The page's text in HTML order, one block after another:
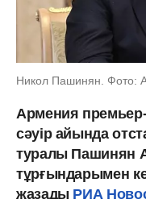
Никол Пашинян. Фото:
Армения
сәуір айында
туралы Пашинян
тұрғындарымен
жазады РИА